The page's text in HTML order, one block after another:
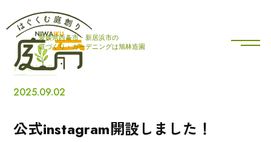
愛媛県西条市・新居浜市の
庭づくり・ガーデニングは旭林造園
庭をつくる
庭をはぐくむ
施工実績 採用情報
News
2025.09.02
公式instagram開設しました！